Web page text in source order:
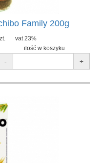
Family 200g
vat 23%
ilość w koszyku
- +